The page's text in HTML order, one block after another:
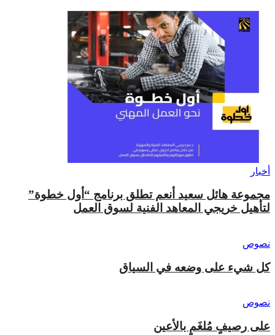
أخبار
مجموعة هائل سعيد أنعم تطلق برنامج “أول خطوة”
لتأهيل خريجي المعاهد الفنية لسوق العمل
نصوص
كل شيء على وضعه في السياق
نصوص
على رصيفٍ مُلغَمٍ بالأعين